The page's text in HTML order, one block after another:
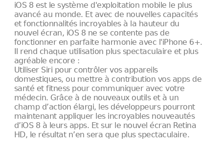
iOS 8 est le système d'exploitation mobile le plus
avancé au monde. Et avec de nouvelles capacités
et fonctionnalités incroyables à la hauteur du
nouvel écran, iOS 8 ne se contente pas de
fonctionner en parfaite harmonie avec l'iPhone 6+.
Il rend chaque utilisation plus spectaculaire et plus
agréable encore :
Utiliser Siri pour contrôler vos appareils
domestiques, ou mettre à contribution vos apps de
santé et fitness pour communiquer avec votre
médecin. Grâce à de nouveaux outils et à un
champ d’action élargi, les développeurs pourront
maintenant appliquer les incroyables nouveautés
d’iOS 8 à leurs apps. Et sur le nouvel écran Retina
HD, le résultat n’en sera que plus spectaculaire.